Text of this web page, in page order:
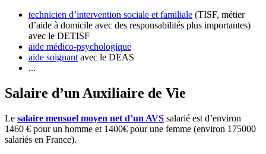
technicien d’intervention sociale et familiale (TISF, métier
d’aide à domicile avec des responsabilités plus importantes)
avec le DETISF
aide médico-psychologique
aide soignant avec le DEAS
...
Salaire d’un Auxiliaire de Vie
Le salaire mensuel moyen net d’un AVS salarié est d’environ
1460 € pour un homme et 1400€ pour une femme (environ 175000
salariés en France).